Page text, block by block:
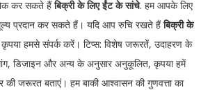
कर सकते हैंबिक्री के लिए ईंट के सांचे. हम आपके लिए
प्रदान कर सकते हैं। यदि आप रुचि रखते हैंबिक्री के
हमसे संपर्क करें। टिप्स: विशेष जरूरतें, उदाहरण के
डिजाइन और अन्य के अनुसार अनुकूलित, कृपया हमें
की जरूरत बताएं। हम बाकी आश्वासन की गुणवत्ता का